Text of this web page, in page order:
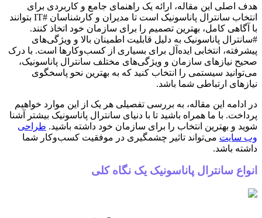
هدف اصلی این مقاله، ارائه یک راهنمای جامع و کاربردی برای
انتخاب سانترال پاناسونیک است تا مدیران و کارشناسان #IT بتوانند
با آگاهی کامل، بهترین تصمیم را برای سازمان خود اتخاذ کنند.
#سانترال‌ پاناسونیک به دلیل قابلیت اطمینان بالا و ویژگی‌های
پیشرفته، انتخابی ایده‌آل برای بسیاری از کسب‌وکارها است. با درک
صحیح نیازهای سازمان و ویژگی‌های مختلف سانترال پاناسونیک،
می‌توانید سیستمی را انتخاب کنید که به بهترین نحو پاسخگوی
نیازهای ارتباطی شما باشد.
در ادامه این مقاله، به بررسی تفصیلی هر یک از این موارد خواهیم
پرداخت. با ما همراه باشید تا با دنیای سانترال پاناسونیک بیشتر آشنا
شوید و بهترین انتخاب را برای سازمان خود داشته باشید. طراحی
وب سایت می‌تواند تاثیر چشمگیری در موفقیت کسب‌وکار شما
داشته باشد.
انواع سانترال پاناسونیک یک نگاه کلی